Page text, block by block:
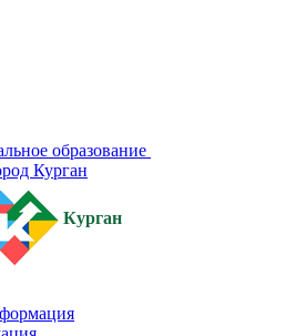
образование
Курган
Курган